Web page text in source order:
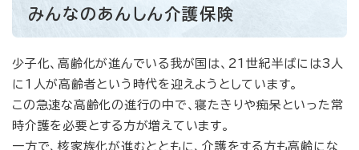
みんなのあんしん介護保険
少子化、高齢化が進んでいる我が国は、21世紀半ばには3人
に1人が高齢者という時代を迎えようとしています。
この急速な高齢化の進行の中で、寝たきりや痴呆といった常
時介護を必要とする方が増えています。
一方で、核家族化が進むとともに、介護をする方も高齢にな